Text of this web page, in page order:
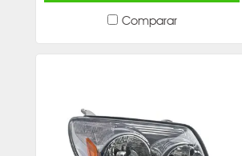
Comparar